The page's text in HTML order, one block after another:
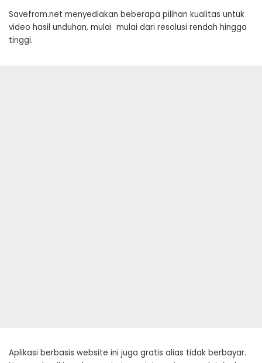
Savefrom.net menyediakan beberapa pilihan kualitas untuk
video hasil unduhan, mulai mulai dari resolusi rendah hingga
tinggi.
Aplikasi berbasis website ini juga gratis alias tidak berbayar.